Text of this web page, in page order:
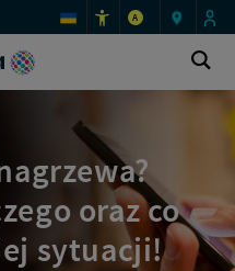
A
oraz co
sytuacji!